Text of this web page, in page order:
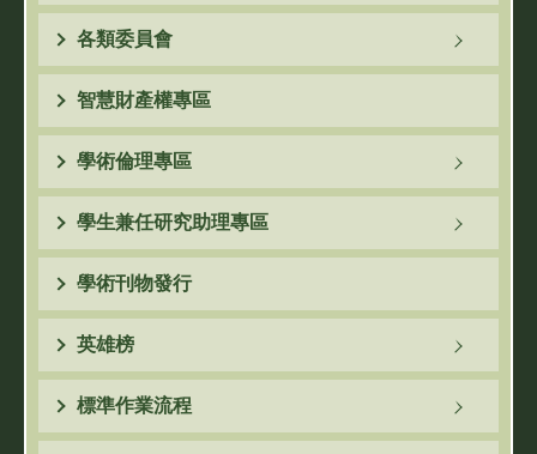
各類委員會
智慧財產權專區
學術倫理專區
學生兼任研究助理專區
學術刊物發行
英雄榜
標準作業流程